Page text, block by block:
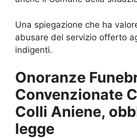
Una spiegazione che ha
abusare del servizio offerto
indigenti.
Onoranze
Convenzionate
Colli Aniene,
legge